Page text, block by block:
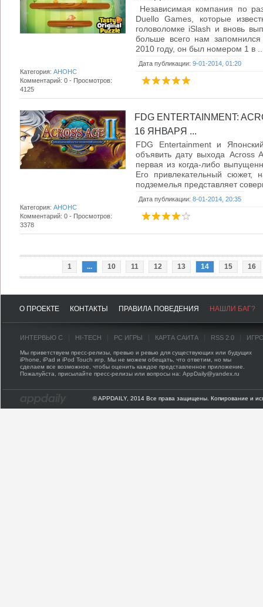
Независимая компания по
Duello Games, которые
головоломке iSlash и вновь
больше всего нам
2010 году, он был номером 1 в
Дата публикации: 9-01-2014, 01:20
Категория: АНОНС
Комментарий: 0 - Просмотров:
4125
FDG ENTERTAINMENT:
16 ЯНВАРЯ ...
FDG Entertainment и
объявить дату выхода
первая из когда-либо
Его привлекательный сюжет,
подземелья представляет
Дата публикации: 8-01-2014, 20:35
Категория: АНОНС
Комментарий: 0 - Просмотров:
3378
1 ... 10 11 12 13 14 15 16
О ПРОЕКТЕ КОНТАКТЫ ПРАВИЛА ПОВЕДЕНИЯ НАШЛИ БАГ?
ИНТЕРВЬЮ С HI-TECH PC ИГРЫ КАРТА САЙТА RSS 2.0
Мы приветствуем пресс-релизы, превью и ревью для существующих или будущих
iPhone, iPad и iPod Touch игр. Мы не можем обещать, что ответим, но мы
сделаем все возможное, чтобы оценить каждое представленное приложение.
Пожалуйста, присылайте пресс-релизы или вопросы на: AppDaily@yandex.ru
© APPDAILY, 2014 Все права защищены. Копирование и